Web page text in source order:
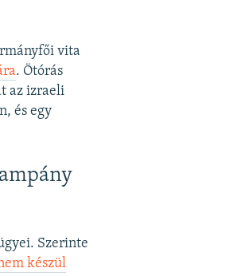
vita
. Ötórás
az izraeli
és egy
Szerinte
készül